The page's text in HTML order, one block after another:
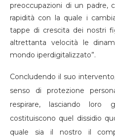
preoccupazioni di un padre,
rapidità con la quale i
tappe di crescita dei nostri
altrettanta velocità le
mondo iperdigitalizzato”.
Concludendo il suo
senso di protezione
respirare, lasciando loro
costituiscono quel dissidio
quale sia il nostro il